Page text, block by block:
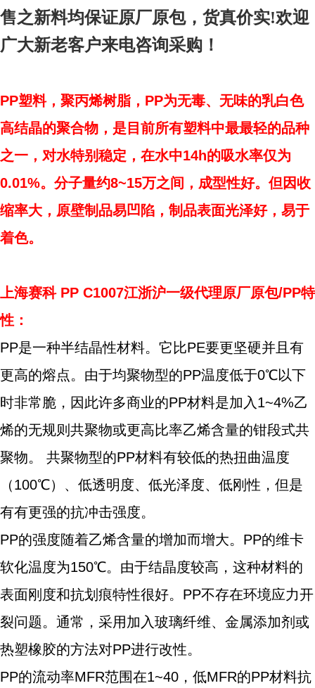
售之新料均保证原厂原包，货真价实!欢迎
广大新老客户来电咨询采购！
PP塑料，聚丙烯树脂，PP为无毒、无味的乳白色
高结晶的聚合物，是目前所有塑料中最最轻的品种
之一，对水特别稳定，在水中14h的吸水率仅为
0.01%。分子量约8~15万之间，成型性好。但因收
缩率大，原壁制品易凹陷，制品表面光泽好，易于
着色。
上海赛科 PP C1007江浙沪一级代理原厂原包/PP特
性：
PP是一种半结晶性材料。它比PE要更坚硬并且有
更高的熔点。由于均聚物型的PP温度低于0℃以下
时非常脆，因此许多商业的PP材料是加入1~4%乙
烯的无规则共聚物或更高比率乙烯含量的钳段式共
聚物。 共聚物型的PP材料有较低的热扭曲温度
（100℃）、低透明度、低光泽度、低刚性，但是
有有更强的抗冲击强度。
PP的强度随着乙烯含量的增加而增大。PP的维卡
软化温度为150℃。由于结晶度较高，这种材料的
表面刚度和抗划痕特性很好。PP不存在环境应力开
裂问题。通常，采用加入玻璃纤维、金属添加剂或
热塑橡胶的方法对PP进行改性。
PP的流动率MFR范围在1~40，低MFR的PP材料抗